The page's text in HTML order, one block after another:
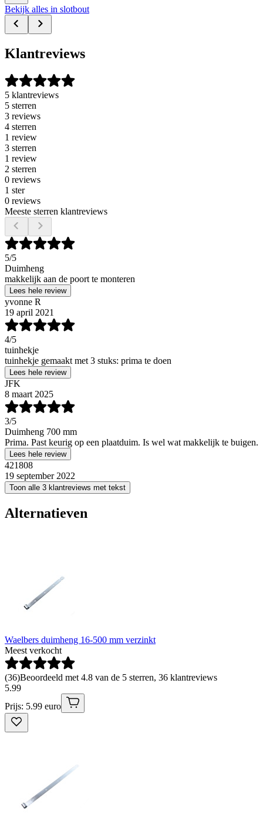
Bekijk alles in slotbout
Klantreviews
5 klantreviews
5 sterren
3 reviews
4 sterren
1 review
3 sterren
1 review
2 sterren
0 reviews
1 ster
0 reviews
Meeste sterren klantreviews
5/5
Duimheng
makkelijk aan de poort te monteren
Lees hele review
yvonne R
19 april 2021
4/5
tuinhekje
tuinhekje gemaakt met 3 stuks: prima te doen
Lees hele review
JFK
8 maart 2025
3/5
Duimheng 700 mm
Prima. Past keurig op een plaatduim. Is wel wat makkelijk te buigen.
Lees hele review
421808
19 september 2022
Toon alle 3 klantreviews met tekst
Alternatieven
Waelbers duimheng 16-500 mm verzinkt
Meest verkocht
(36)Beoordeeld met 4.8 van de 5 sterren, 36 klantreviews
5.99
Prijs: 5.99 euro